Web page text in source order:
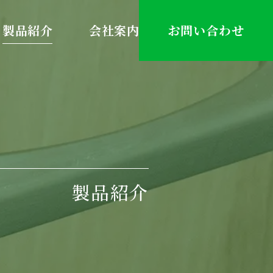
製品紹介 会社案内 お問い合わせ
製品紹介